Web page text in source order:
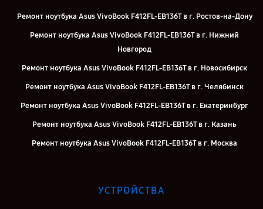
Ремонт ноутбука Asus VivoBook F412FL-EB136T в г. Ростов-на-Дону
Ремонт ноутбука Asus VivoBook F412FL-EB136T в г. Нижний
Новгород
Ремонт ноутбука Asus VivoBook F412FL-EB136T в г. Новосибирск
Ремонт ноутбука Asus VivoBook F412FL-EB136T в г. Челябинск
Ремонт ноутбука Asus VivoBook F412FL-EB136T в г. Екатеринбург
Ремонт ноутбука Asus VivoBook F412FL-EB136T в г. Казань
Ремонт ноутбука Asus VivoBook F412FL-EB136T в г. Москва
УСТРОЙСТВА